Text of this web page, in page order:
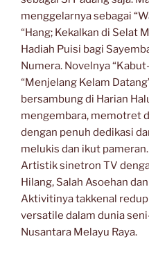
menggelarnya sebagai
“Hang; Kekalkan di Selat
Hadiah Puisi bagi
Numera. Novelnya
“Menjelang Kelam
bersambung di Harian
mengembara, memotret
dengan penuh dedikasi
melukis dan ikut
Artistik sinetron TV
Hilang, Salah Asoehan
Aktivitinya takkenal
versatile dalam dunia
Nusantara Melayu Raya.